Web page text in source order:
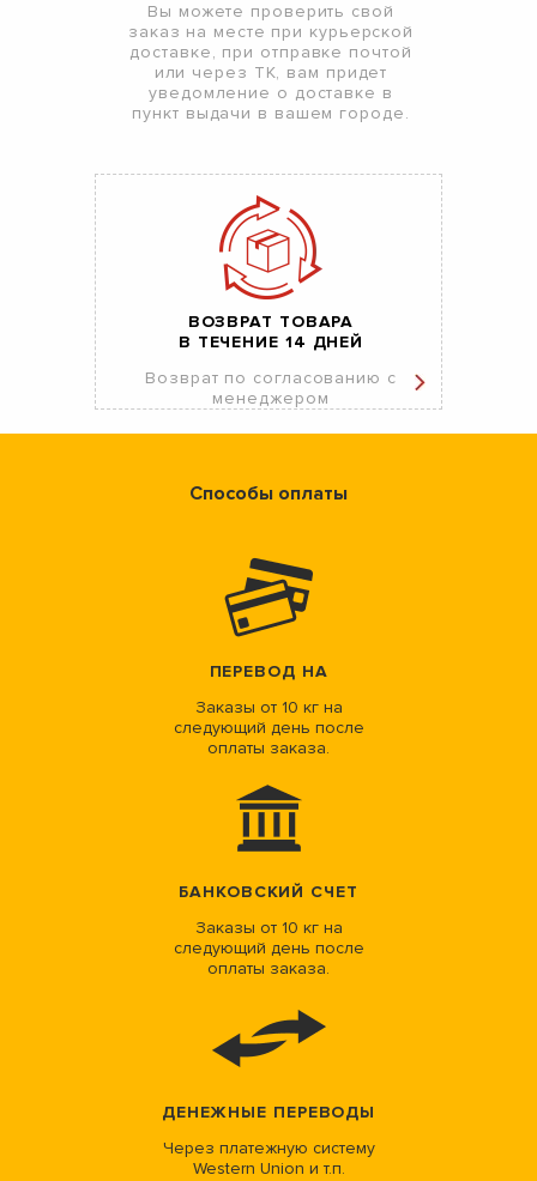
Вы можете проверить свой
заказ на месте при курьерской
доставке, при отправке почтой
или через ТК, вам придет
уведомление о доставке в
пункт выдачи в вашем городе.
ВОЗВРАТ ТОВАРА
В ТЕЧЕНИЕ 14 ДНЕЙ
Возврат по согласованию с
менеджером
Способы оплаты
ПЕРЕВОД НА
Заказы от 10 кг на
следующий день после
оплаты заказа.
БАНКОВСКИЙ СЧЕТ
Заказы от 10 кг на
следующий день после
оплаты заказа.
ДЕНЕЖНЫЕ ПЕРЕВОДЫ
Через платежную систему
Western Union и т.п.